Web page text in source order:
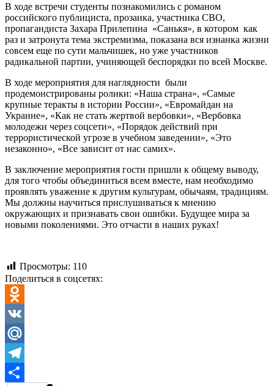
В ходе встречи студенты познакомились с романом
российского публициста, прозаика, участника СВО,
пропагандиста Захара Прилепина «Санькя», в котором как
раз и затронута тема экстремизма, показана вся изнанка жизни
совсем еще по сути мальчишек, но уже участников
радикальной партии, учиняющей беспорядки по всей Москве.
В ходе мероприятия для наглядности были
продемонстрированы ролики: «Наша страна», «Самые
крупные теракты в истории России», «Евромайдан на
Украине», «Как не стать жертвой вербовки», «Вербовка
молодежи через соцсети», «Порядок действий при
террористической угрозе в учебном заведении», «Это
незаконно», «Все зависит от нас самих».
В заключение мероприятия гости пришли к общему выводу,
для того чтобы объединиться всем вместе, нам необходимо
проявлять уважение к другим культурам, обычаям, традициям.
Мы должны научиться прислушиваться к мнению
окружающих и признавать свои ошибки. Будущее мира за
новыми поколениями. Это отчасти в наших руках!
Просмотры: 110
Поделиться в соцсетях:
Odnoklassniki
VK
Mail.Ru
Telegram